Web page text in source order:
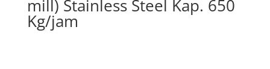
mill) Stainless Steel Kap. 650
Kg/jam